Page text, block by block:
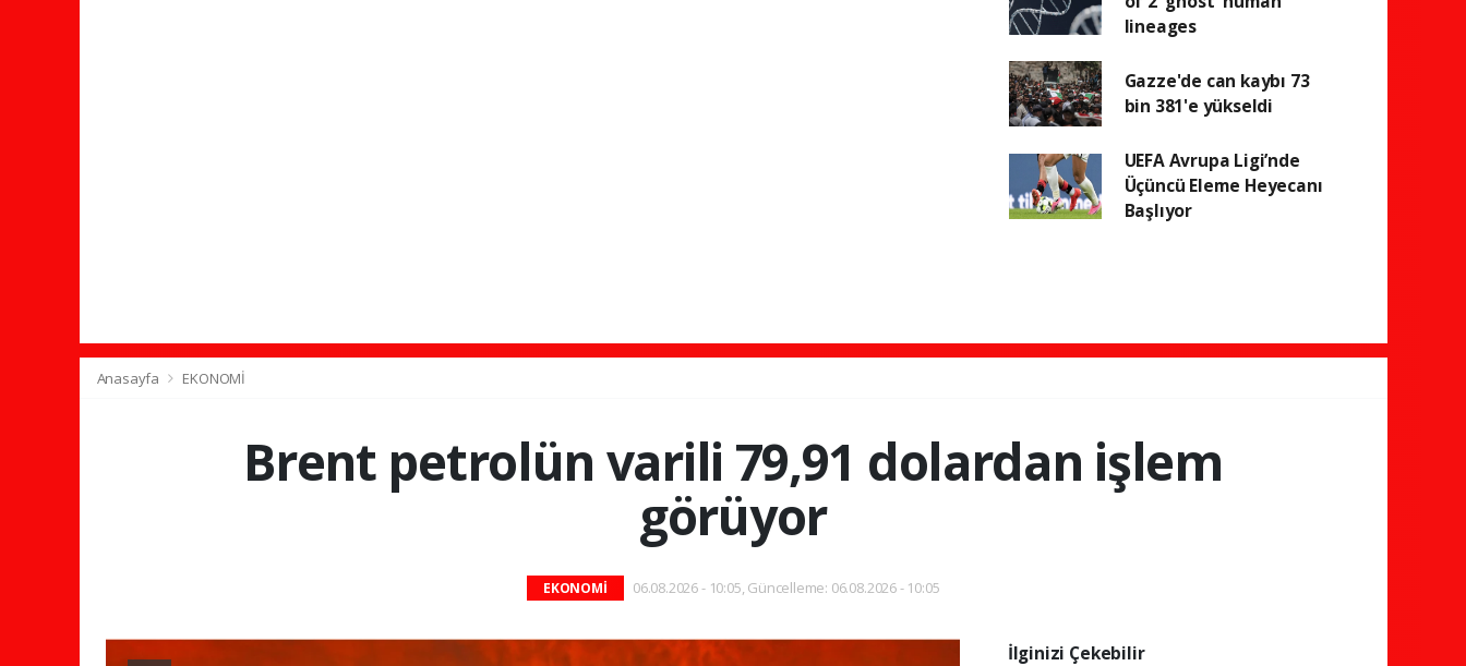
lineages
Gazze'de can kaybı 73
bin 381'e yükseldi
UEFA Avrupa Ligi’nde
Üçüncü Eleme Heyecanı
Başlıyor
Anasayfa EKONOMİ
Brent petrolün varili 79,91 dolardan işlem
görüyor
EKONOMİ 06.08.2026 - 10:05, Güncelleme: 06.08.2026 - 10:05
İlginizi Çekebilir